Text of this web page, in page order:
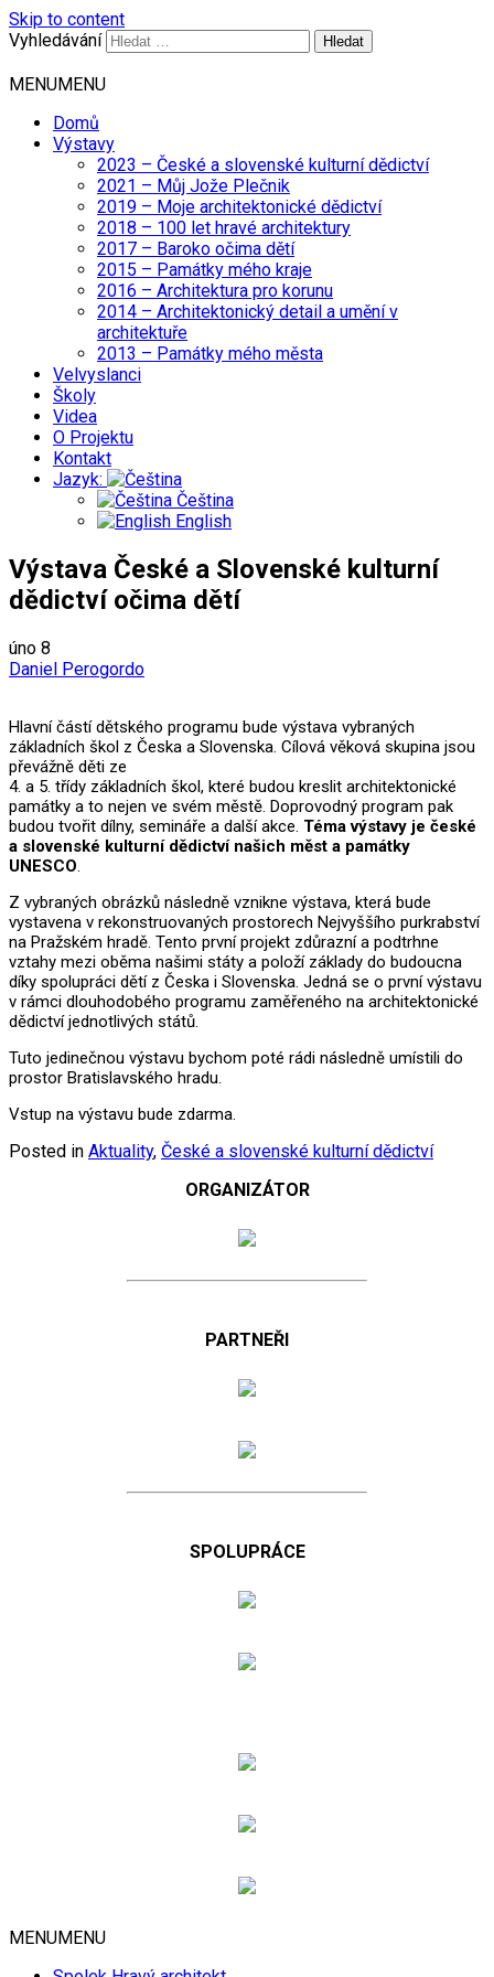
Skip to content
Vyhledávání
MENUMENU
Domů
Výstavy
2023 – České a slovenské kulturní dědictví
2021 – Můj Jože Plečnik
2019 – Moje architektonické dědictví
2018 – 100 let hravé architektury
2017 – Baroko očima dětí
2015 – Památky mého kraje
2016 – Architektura pro korunu
2014 – Architektonický detail a umění v
architektuře
2013 – Památky mého města
Velvyslanci
Školy
Videa
O Projektu
Kontakt
Jazyk:
Čeština
English
Výstava České a Slovenské kulturní
dědictví očima dětí
úno 8
Daniel Perogordo
Hlavní částí dětského programu bude výstava vybraných
základních škol z Česka a Slovenska. Cílová věková skupina jsou
převážně děti ze
4. a 5. třídy základních škol, které budou kreslit architektonické
památky a to nejen ve svém městě. Doprovodný program pak
budou tvořit dílny, semináře a další akce. Téma výstavy je české
a slovenské kulturní dědictví našich měst a památky
UNESCO.
Z vybraných obrázků následně vznikne výstava, která bude
vystavena v rekonstruovaných prostorech Nejvyššího purkrabství
na Pražském hradě. Tento první projekt zdůrazní a podtrhne
vztahy mezi oběma našimi státy a položí základy do budoucna
díky spolupráci dětí z Česka i Slovenska. Jedná se o první výstavu
v rámci dlouhodobého programu zaměřeného na architektonické
dědictví jednotlivých států.
Tuto jedinečnou výstavu bychom poté rádi následně umístili do
prostor Bratislavského hradu.
Vstup na výstavu bude zdarma.
Posted in Aktuality, České a slovenské kulturní dědictví
ORGANIZÁTOR
PARTNEŘI
SPOLUPRÁCE
MENUMENU